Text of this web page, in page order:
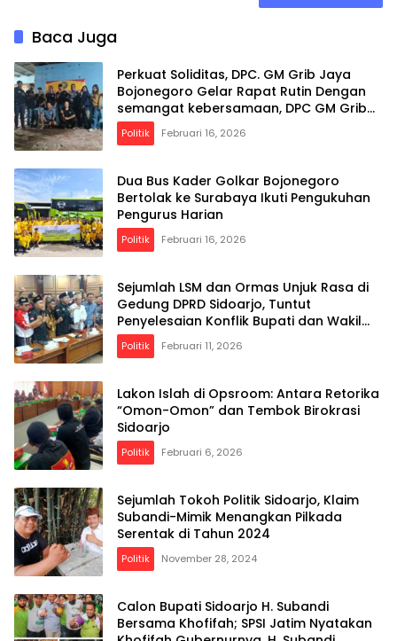
Baca Juga
Perkuat Soliditas, DPC. GM Grib Jaya
Bojonegoro Gelar Rapat Rutin Dengan
semangat kebersamaan, DPC GM Grib
Jaya Bojonegoro optimistis terus
menghadirkan program positif yang
masyarakat luas.
Politik Februari 16, 2026
Dua Bus Kader Golkar Bojonegoro
Bertolak ke Surabaya Ikuti Pengukuhan
Pengurus Harian
Politik Februari 16, 2026
Sejumlah LSM dan Ormas Unjuk Rasa di
Gedung DPRD Sidoarjo, Tuntut
Penyelesaian Konflik Bupati dan Wakil
Bupati
Politik Februari 11, 2026
Lakon Islah di Opsroom: Antara Retorika
“Omon-Omon” dan Tembok Birokrasi
Sidoarjo
Politik Februari 6, 2026
Sejumlah Tokoh Politik Sidoarjo, Klaim
Subandi-Mimik Menangkan Pilkada
Serentak di Tahun 2024
Politik November 28, 2024
Calon Bupati Sidoarjo H. Subandi
Bersama Khofifah; SPSI Jatim Nyatakan